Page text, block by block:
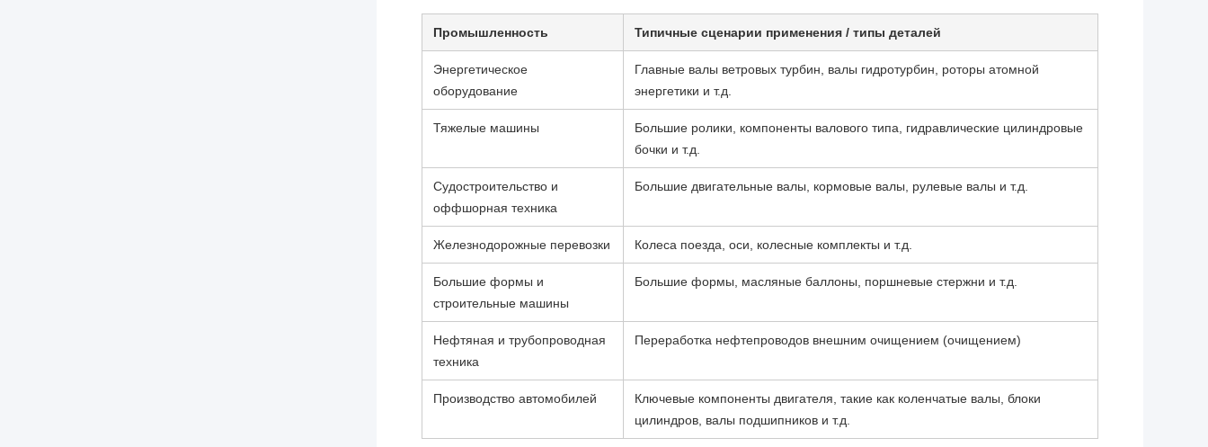
Промышленность Типичные сценарии применения / типы деталей
Энергетическое
оборудование
Главные валы ветровых турбин, валы гидротурбин, роторы атомной
энергетики и т.д.
Тяжелые машины
Большие ролики, компоненты валового типа, гидравлические цилиндровые
бочки и т.д.
Судостроительство и
оффшорная техника
Большие двигательные валы, кормовые валы, рулевые валы и т.д.
Железнодорожные перевозки Колеса поезда, оси, колесные комплекты и т.д.
Большие формы и
строительные машины
Большие формы, масляные баллоны, поршневые стержни и т.д.
Нефтяная и трубопроводная
техника
Переработка нефтепроводов внешним очищением (очищением)
Производство автомобилей
Ключевые компоненты двигателя, такие как коленчатые валы, блоки
цилиндров, валы подшипников и т.д.